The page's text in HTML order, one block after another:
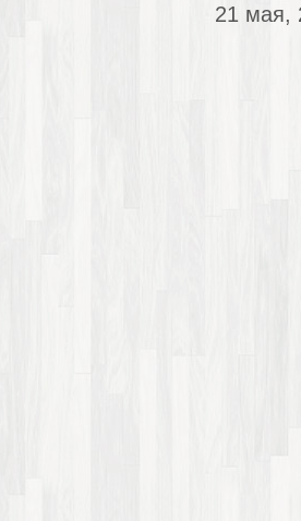
21 мая,